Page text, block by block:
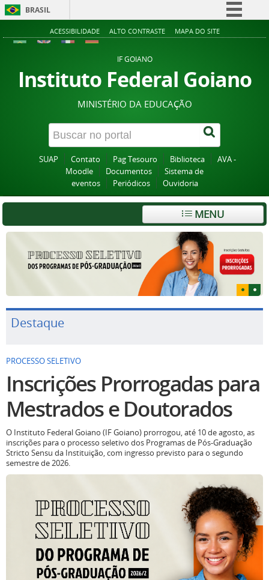
BRASIL
Simplifique!
Acesso à informação
Legislação
Canais
ACESSIBILIDADE ALTO CONTRASTE MAPA DO SITE
IF GOIANO
Instituto Federal Goiano
MINISTÉRIO DA EDUCAÇÃO
SUAP Contato Pag Tesouro Biblioteca
AVA -
Moodle
Documentos
Sistema de
eventos
Periódicos Ouvidoria
MENU
Destaque
PROCESSO SELETIVO
Inscrições Prorrogadas para
Mestrados e Doutorados
O Instituto Federal Goiano (IF Goiano) prorrogou, até 10 de agosto, as
inscrições para o processo seletivo dos Programas de Pós-Graduação
Stricto Sensu da Instituição, com ingresso previsto para o segundo
semestre de 2026.